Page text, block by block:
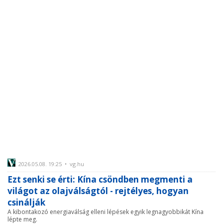
2026.05.08. 19:25 • vg.hu
Ezt senki se érti: Kína csöndben megmenti a
világot az olajválságtól - rejtélyes, hogyan
csinálják
A kibontakozó energiaválság elleni lépések egyik legnagyobbikát Kína
lépte meg.